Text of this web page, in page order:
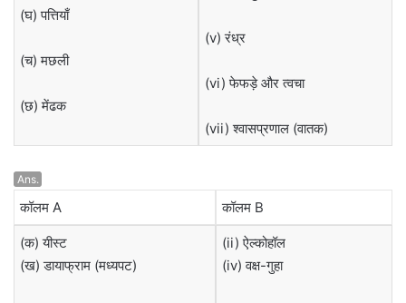
(घ) पत्तियाँ
(च) मछली
(छ) मेंढक
(v) रंध्र
(vi) फेफड़े और त्वचा
(vii) श्वासप्रणाल (वातक)
Ans.
कॉलम A कॉलम B
(क) यीस्ट
(ख) डायाफ्राम (मध्यपट)
(ii) ऐल्कोहॉल
(iv) वक्ष-गुहा